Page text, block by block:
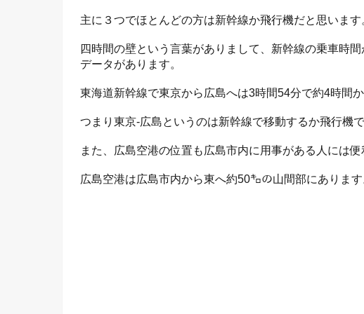
主に３つでほとんどの方は新幹線か飛行機だと思います
四時間の壁という言葉がありまして、新幹線の乗車時
データがあります。
東海道新幹線で東京から広島へは3時間54分で約4時間か
つまり東京-広島というのは新幹線で移動するか飛行機
また、広島空港の位置も広島市内に用事がある人には便
広島空港は広島市内から東へ約50㌔の山間部にあります